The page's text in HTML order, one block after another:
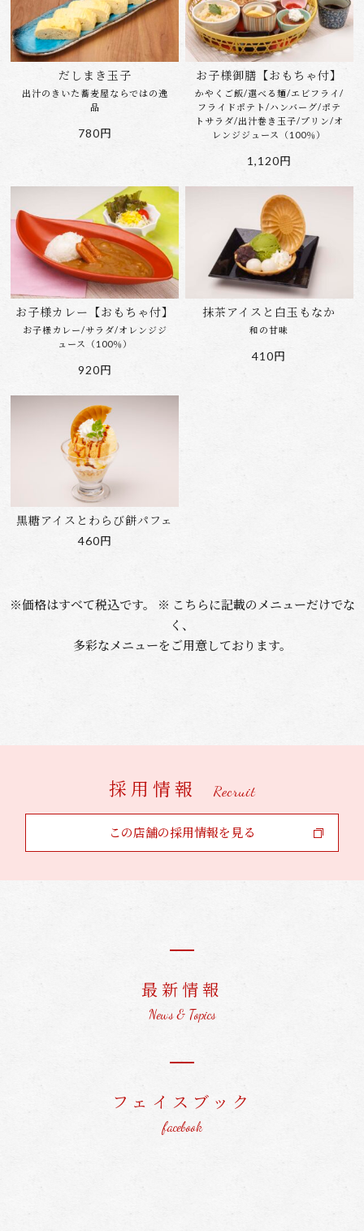
だしまき玉子
出汁のきいた蕎麦屋ならではの逸
品
780円
お子様御膳【おもちゃ付】
かやくご飯/選べる麺/エビフライ/
フライドポテト/ハンバーグ/ポテ
トサラダ/出汁巻き玉子/プリン/オ
レンジジュース（100％）
1,120円
お子様カレー【おもちゃ付】
お子様カレー/サラダ/オレンジジ
ュース（100％）
920円
抹茶アイスと白玉もなか
和の甘味
410円
黒糖アイスとわらび餅パフェ
460円
※価格はすべて税込です。 ※ こちらに記載のメニューだけでな
く、
多彩なメニューをご用意しております。
採用情報 Recruit
この店舗の採用情報を見る
最新情報
News & Topics
フェイスブック
facebook